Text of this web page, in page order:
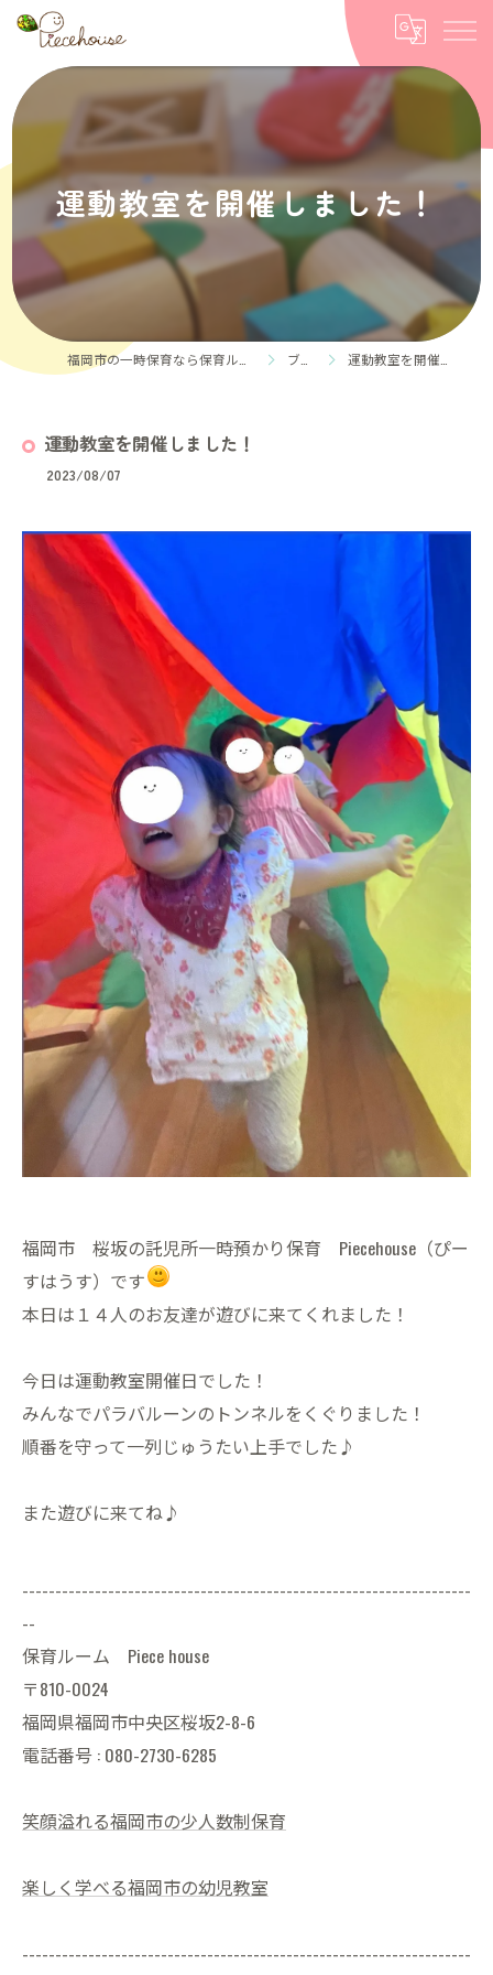
運動教室を開催しました！
ブログ 運動教室を開催しました！
運動教室を開催しました！
2023/08/07
福岡市 桜坂の託児所一時預かり保育 Piecehouse（ぴー
すはうす）です
本日は１４人のお友達が遊びに来てくれました！
今日は運動教室開催日でした！
みんなでパラバルーンのトンネルをくぐりました！
順番を守って一列じゅうたい上手でした♪
また遊びに来てね♪
--------------------------------------------------------------------
--
保育ルーム Piece house
〒810-0024
福岡県福岡市中央区桜坂2-8-6
電話番号 : 080-2730-6285
笑顔溢れる福岡市の少人数制保育
楽しく学べる福岡市の幼児教室
--------------------------------------------------------------------